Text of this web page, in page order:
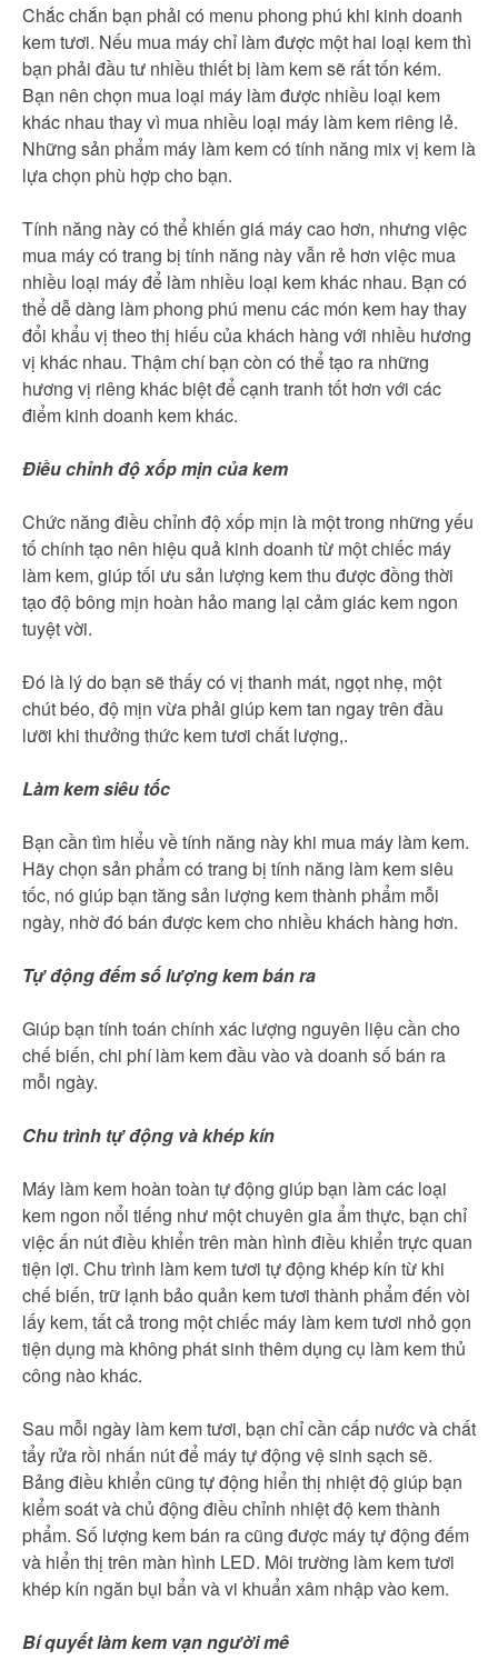
Chắc chắn bạn phải có menu phong phú khi kinh doanh
kem tươi. Nếu mua máy chỉ làm được một hai loại kem thì
bạn phải đầu tư nhiều thiết bị làm kem sẽ rất tốn kém.
Bạn nên chọn mua loại máy làm được nhiều loại kem
khác nhau thay vì mua nhiều loại máy làm kem riêng lẻ.
Những sản phẩm máy làm kem có tính năng mix vị kem là
lựa chọn phù hợp cho bạn.
Tính năng này có thể khiến giá máy cao hơn, nhưng việc
mua máy có trang bị tính năng này vẫn rẻ hơn việc mua
nhiều loại máy để làm nhiều loại kem khác nhau. Bạn có
thể dễ dàng làm phong phú menu các món kem hay thay
đổi khẩu vị theo thị hiếu của khách hàng với nhiều hương
vị khác nhau. Thậm chí bạn còn có thể tạo ra những
hương vị riêng khác biệt để cạnh tranh tốt hơn với các
điểm kinh doanh kem khác.
Điều chỉnh độ xốp mịn của kem
Chức năng điều chỉnh độ xốp mịn là một trong những yếu
tố chính tạo nên hiệu quả kinh doanh từ một chiếc máy
làm kem, giúp tối ưu sản lượng kem thu được đồng thời
tạo độ bông mịn hoàn hảo mang lại cảm giác kem ngon
tuyệt vời.
Đó là lý do bạn sẽ thấy có vị thanh mát, ngọt nhẹ, một
chút béo, độ mịn vừa phải giúp kem tan ngay trên đầu
lưỡi khi thưởng thức kem tươi chất lượng,.
Làm kem siêu tốc
Bạn cần tìm hiểu về tính năng này khi mua máy làm kem.
Hãy chọn sản phẩm có trang bị tính năng làm kem siêu
tốc, nó giúp bạn tăng sản lượng kem thành phẩm mỗi
ngày, nhờ đó bán được kem cho nhiều khách hàng hơn.
Tự động đếm số lượng kem bán ra
Giúp bạn tính toán chính xác lượng nguyên liệu cần cho
chế biến, chi phí làm kem đầu vào và doanh số bán ra
mỗi ngày.
Chu trình tự động và khép kín
Máy làm kem hoàn toàn tự động giúp bạn làm các loại
kem ngon nổi tiếng như một chuyên gia ẩm thực, bạn chỉ
việc ấn nút điều khiển trên màn hình điều khiển trực quan
tiện lợi. Chu trình làm kem tươi tự động khép kín từ khi
chế biến, trữ lạnh bảo quản kem tươi thành phẩm đến vòi
lấy kem, tất cả trong một chiếc máy làm kem tươi nhỏ gọn
tiện dụng mà không phát sinh thêm dụng cụ làm kem thủ
công nào khác.
Sau mỗi ngày làm kem tươi, bạn chỉ cần cấp nước và chất
tẩy rửa rồi nhấn nút để máy tự động vệ sinh sạch sẽ.
Bảng điều khiển cũng tự động hiển thị nhiệt độ giúp bạn
kiểm soát và chủ động điều chỉnh nhiệt độ kem thành
phẩm. Số lượng kem bán ra cũng được máy tự động đếm
và hiển thị trên màn hình LED. Môi trường làm kem tươi
khép kín ngăn bụi bẩn và vi khuẩn xâm nhập vào kem.
Bí quyết làm kem vạn người mê